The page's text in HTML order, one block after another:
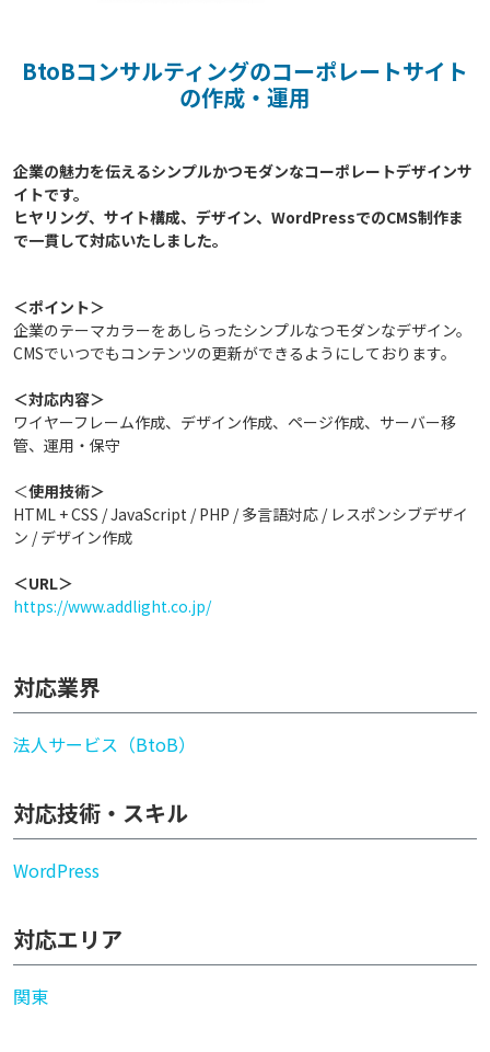
BtoBコンサルティングのコーポレートサイト
の作成・運用
企業の魅力を伝えるシンプルかつモダンなコーポレートデザインサ
イトです。
ヒヤリング、サイト構成、デザイン、WordPressでのCMS制作ま
＜ポイント＞
企業のテーマカラーをあしらったシンプルなつモダンなデザイン。
CMSでいつでもコンテンツの更新ができるようにしております。
＜対応内容＞
ワイヤーフレーム作成、デザイン作成、ページ作成、サーバー移
管、運用・保守
＜使用技術＞
HTML + CSS / JavaScript / PHP / 多言語対応 / レスポンシブデザイ
ン / デザイン作成
＜URL＞
https://www.addlight.co.jp/
対応業界
法人サービス（BtoB）
対応技術・スキル
WordPress
対応エリア
関東